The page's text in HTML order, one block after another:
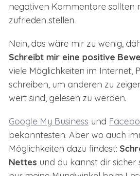
negativen Kommentare sollten
zufrieden stellen.
Nein, das wäre mir zu wenig,
Schreibt mir eine positive
viele Möglichkeiten im Internet,
schreiben, um anderen zu
wert sind, gelesen zu werden.
Google My Business und
bekanntesten. Aber wo auch
Möglichkeiten dazu findest:
Nettes und du kannst dir sicher